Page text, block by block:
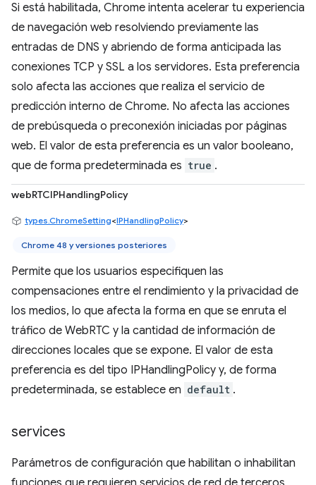
Si está habilitada, Chrome intenta acelerar tu experiencia
de navegación web resolviendo previamente las
entradas de DNS y abriendo de forma anticipada las
conexiones TCP y SSL a los servidores. Esta preferencia
solo afecta las acciones que realiza el servicio de
predicción interno de Chrome. No afecta las acciones
de prebúsqueda o preconexión iniciadas por páginas
web. El valor de esta preferencia es un valor booleano,
que de forma predeterminada es true .
webRTCIPHandlingPolicy
types.ChromeSetting<IPHandlingPolicy>
Chrome 48 y versiones posteriores
Permite que los usuarios especifiquen las
compensaciones entre el rendimiento y la privacidad de
los medios, lo que afecta la forma en que se enruta el
tráfico de WebRTC y la cantidad de información de
direcciones locales que se expone. El valor de esta
preferencia es del tipo IPHandlingPolicy y, de forma
predeterminada, se establece en default .
services
Parámetros de configuración que habilitan o inhabilitan